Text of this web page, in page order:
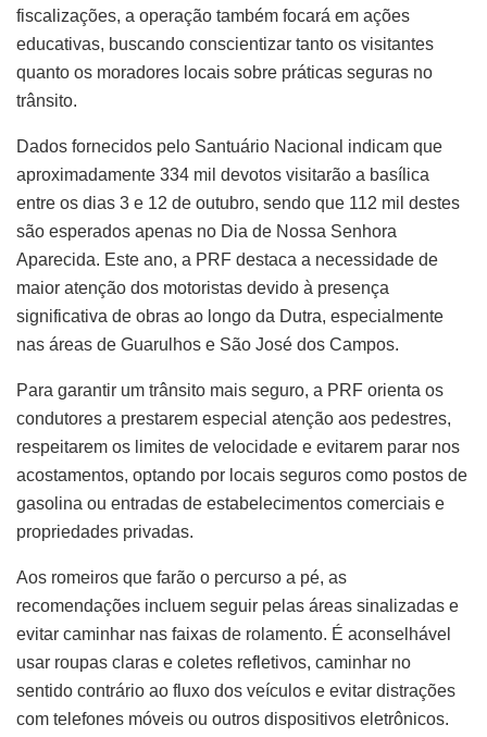
fiscalizações, a operação também focará em ações
educativas, buscando conscientizar tanto os visitantes
quanto os moradores locais sobre práticas seguras no
trânsito.
Dados fornecidos pelo Santuário Nacional indicam que
aproximadamente 334 mil devotos visitarão a basílica
entre os dias 3 e 12 de outubro, sendo que 112 mil destes
são esperados apenas no Dia de Nossa Senhora
Aparecida. Este ano, a PRF destaca a necessidade de
maior atenção dos motoristas devido à presença
significativa de obras ao longo da Dutra, especialmente
nas áreas de Guarulhos e São José dos Campos.
Para garantir um trânsito mais seguro, a PRF orienta os
condutores a prestarem especial atenção aos pedestres,
respeitarem os limites de velocidade e evitarem parar nos
acostamentos, optando por locais seguros como postos de
gasolina ou entradas de estabelecimentos comerciais e
propriedades privadas.
Aos romeiros que farão o percurso a pé, as
recomendações incluem seguir pelas áreas sinalizadas e
evitar caminhar nas faixas de rolamento. É aconselhável
usar roupas claras e coletes refletivos, caminhar no
sentido contrário ao fluxo dos veículos e evitar distrações
com telefones móveis ou outros dispositivos eletrônicos.